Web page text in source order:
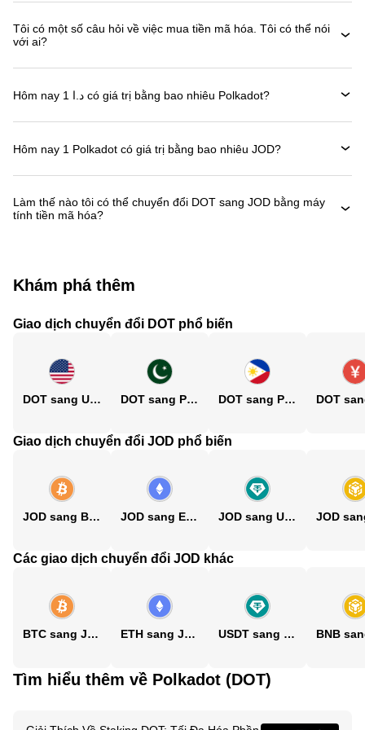
Tôi có một số câu hỏi về việc mua tiền mã hóa. Tôi có thể nói
với ai?
Hôm nay 1 د.ا có giá trị bằng bao nhiêu Polkadot?
Hôm nay 1 Polkadot có giá trị bằng bao nhiêu JOD?
Làm thế nào tôi có thể chuyển đổi DOT sang JOD bằng máy
tính tiền mã hóa?
Khám phá thêm
Giao dịch chuyển đổi DOT phổ biến
DOT sang USD DOT sang PKR DOT sang PHP
Giao dịch chuyển đổi JOD phổ biến
JOD sang BTC JOD sang ETH JOD sang USDT
Các giao dịch chuyển đổi JOD khác
BTC sang JOD ETH sang JOD USDT sang JOD
Tìm hiểu thêm về Polkadot (DOT)